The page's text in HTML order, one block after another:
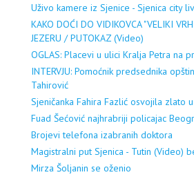
Uživo kamere iz Sjenice - Sjenica city
KAKO DOĆI DO VIDIKOVCA "VELIKI
JEZERU / PUTOKAZ (Video)
OGLAS: Placevi u ulici Kralja Petra na
INTERVJU: Pomoćnik predsednika
Tahirović
Sjeničanka Fahira Fazlić osvojila zlato
Fuad Šećović najhrabriji policajac
Brojevi telefona izabranih doktora
Magistralni put Sjenica - Tutin (Video)
Mirza Šoljanin se oženio